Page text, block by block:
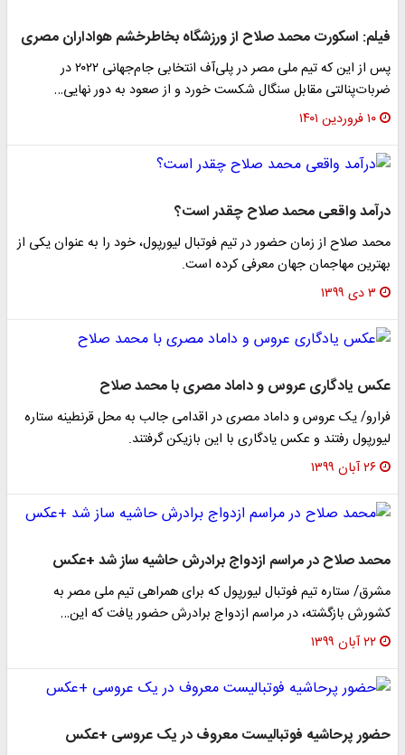
فیلم: اسکورت محمد صلاح از ورزشگاه بخاطرخشم هواداران مصری
پس از این که تیم ملی مصر در پلی‌آف انتخابی جام‌جهانی ۲۰۲۲ در
ضربات‌پنالتی مقابل سنگال شکست خورد و از صعود به دور نهایی…
۱۰ فروردین ۱۴۰۱
درآمد واقعی محمد صلاح چقدر است؟
محمد صلاح از زمان حضور در تیم فوتبال لیورپول، خود را به عنوان یکی از
بهترین مهاجمان جهان معرفی کرده است.
۳ دی ۱۳۹۹
عکس یادگاری عروس و داماد مصری با محمد صلاح
فرارو/ یک عروس و داماد مصری در اقدامی جالب به محل قرنطینه ستاره
لیورپول رفتند و عکس یادگاری با این بازیکن گرفتند.
۲۶ آبان ۱۳۹۹
محمد صلاح در مراسم ازدواج برادرش حاشیه ساز شد +عکس
مشرق/ ستاره تیم فوتبال لیورپول که برای همراهی تیم ملی مصر به
کشورش بازگشته، در مراسم ازدواج برادرش حضور یافت که این…
۲۲ آبان ۱۳۹۹
حضور پرحاشیه فوتبالیست معروف در یک عروسی +عکس